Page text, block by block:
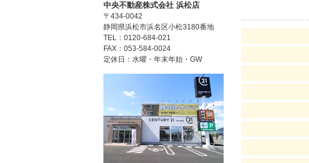
中央不動産株式会社 浜松店
〒434-0042
静岡県浜松市浜名区小松3180番地
TEL：0120-684-021
FAX：053-584-0024
定休日：水曜・年末年始・GW